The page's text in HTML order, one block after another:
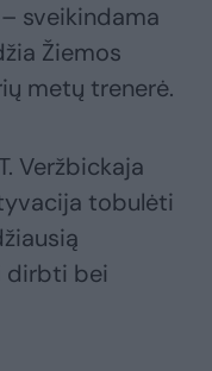
sveikindama
Žiemos
metų trenerė.
Veržbickaja
tobulėti
dirbti bei